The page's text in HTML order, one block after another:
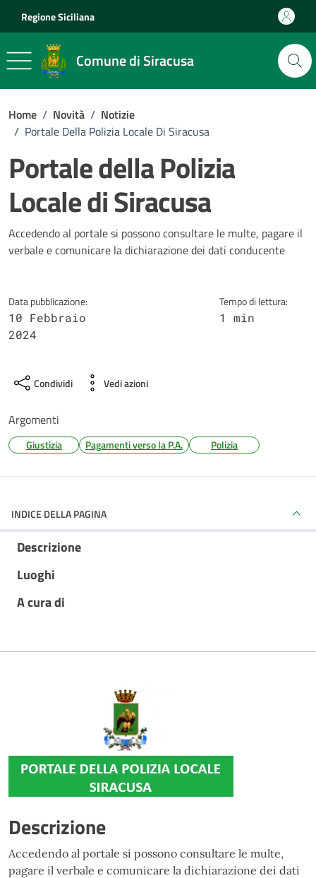
Regione Siciliana
Comune di Siracusa
Home / Novità / Notizie
/ Portale Della Polizia Locale Di Siracusa
Portale della Polizia
Locale di Siracusa
Dettagli della notizia
Accedendo al portale si possono consultare le multe, pagare il
verbale e comunicare la dichiarazione dei dati conducente
Data pubblicazione:
10 Febbraio
2024
Tempo di lettura:
1 min
Condividi Vedi azioni
Argomenti
Giustizia Pagamenti verso la P.A. Polizia
INDICE DELLA PAGINA
Descrizione
Luoghi
A cura di
Descrizione
Accedendo al portale si possono consultare le multe,
pagare il verbale e comunicare la dichiarazione dei dati